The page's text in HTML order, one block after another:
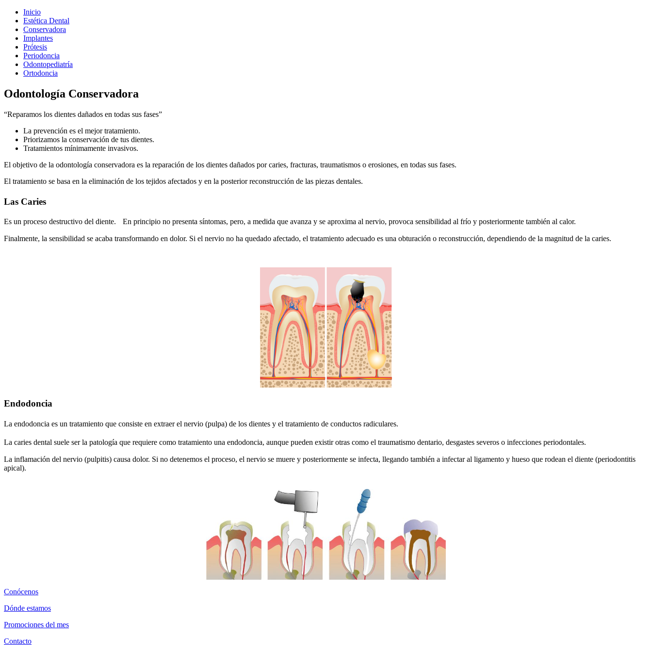
Inicio
Estética Dental
Conservadora
Implantes
Prótesis
Periodoncia
Odontopediatría
Ortodoncia
Odontología Conservadora
“Reparamos los dientes dañados en todas sus fases”
La prevención es el mejor tratamiento.
Priorizamos la conservación de tus dientes.
Tratamientos mínimamente invasivos.
El objetivo de la odontología conservadora es la reparación de los dientes dañados por caries, fracturas, traumatismos o erosiones, en todas sus fases.
El tratamiento se basa en la eliminación de los tejidos afectados y en la posterior reconstrucción de las piezas dentales.
Las Caries
Es un proceso destructivo del diente. En principio no presenta síntomas, pero, a medida que avanza y se aproxima al nervio, provoca sensibilidad al frío y posteriormente también al calor.
Finalmente, la sensibilidad se acaba transformando en dolor. Si el nervio no ha quedado afectado, el tratamiento adecuado es una obturación o reconstrucción, dependiendo de la magnitud de la caries.
Endodoncia
La endodoncia es un tratamiento que consiste en extraer el nervio (pulpa) de los dientes y el tratamiento de conductos radiculares.
La caries dental suele ser la patología que requiere como tratamiento una endodoncia, aunque pueden existir otras como el traumatismo dentario, desgastes severos o infecciones periodontales.
La inflamación del nervio (pulpitis) causa dolor. Si no detenemos el proceso, el nervio se muere y posteriormente se infecta, llegando también a infectar al ligamento y hueso que rodean el diente (periodontitis
apical).
Conócenos
Dónde estamos
Promociones del mes
Contacto